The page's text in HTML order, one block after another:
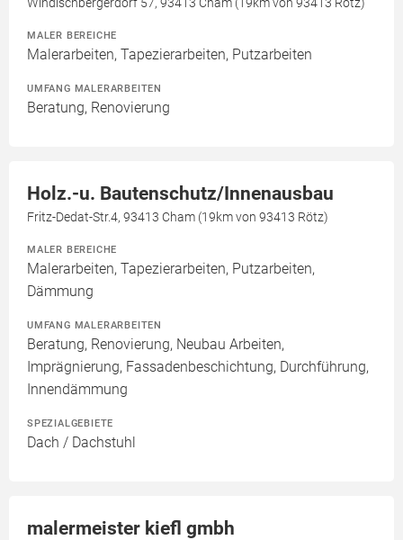
MALER BEREICHE
Malerarbeiten, Tapezierarbeiten, Putzarbeiten
UMFANG MALERARBEITEN
Beratung, Renovierung
Holz.-u. Bautenschutz/Innenausbau
Fritz-Dedat-Str.4, 93413 Cham (19km von 93413 Rötz)
MALER BEREICHE
Malerarbeiten, Tapezierarbeiten, Putzarbeiten,
Dämmung
UMFANG MALERARBEITEN
Beratung, Renovierung, Neubau Arbeiten,
Imprägnierung, Fassadenbeschichtung, Durchführung,
Innendämmung
SPEZIALGEBIETE
Dach / Dachstuhl
malermeister kiefl gmbh